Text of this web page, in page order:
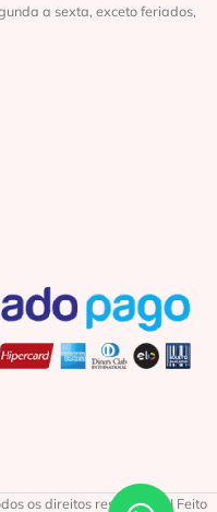
a sexta, exceto feriados,
os direitos reservados | Feito